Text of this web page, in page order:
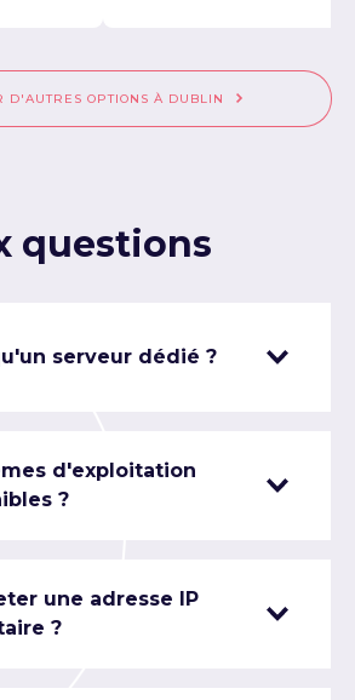
D'AUTRES OPTIONS À DUBLIN
questions
serveur dédié ?
d'exploitation
?
une adresse IP
?